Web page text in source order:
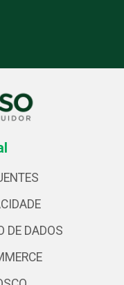
DE DADOS